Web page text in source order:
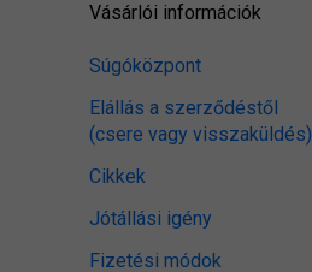
Vásárlói információk
Súgóközpont
Elállás a szerződéstől
(csere vagy visszaküldés)
Cikkek
Jótállási igény
Fizetési módok